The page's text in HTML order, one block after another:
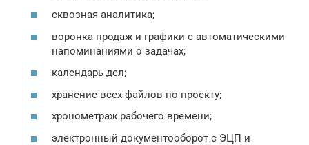
сквозная аналитика;
воронка продаж и графики с автоматическими
напоминаниями о задачах;
календарь дел;
хранение всех файлов по проекту;
хронометраж рабочего времени;
электронный документооборот с ЭЦП и